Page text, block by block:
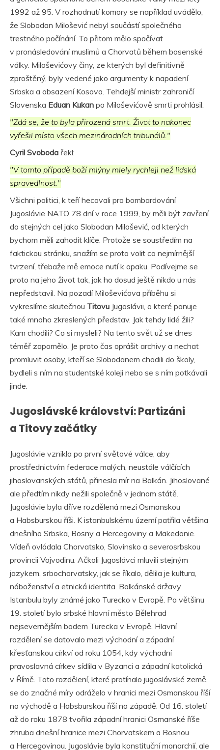
1992 až 95. V rozhodnutí komory se například uvádělo,
že Slobodan Milošević nebyl součástí společného
trestného počínání. To přitom mělo spočívat
v pronásledování muslimů a Chorvatů během bosenské
války. Miloševićovy činy, ze kterých byl definitivně
zproštěný, byly vedené jako argumenty k napadení
Srbska a obsazení Kosova. Tehdejší ministr zahraničí
Slovenska Eduan Kukan po Miloševićově smrti prohlásil:
"Zdá se, že to byla přirozená smrt. Život to nakonec
vyřešil místo všech mezinárodních tribunálů."
Cyril Svoboda řekl:
"V tomto případě boží mlýny mlely rychleji než lidská
spravedlnost."
Všichni politici, k teří hecovali pro bombardování
Jugoslávie NATO 78 dní v roce 1999, by měli být zavření
do stejných cel jako Slobodan Milošević, od kterých
bychom měli zahodit klíče. Protože se soustředím na
faktickou stránku, snažím se proto volit co nejmírnější
tvrzení, třebaže mě emoce nutí k opaku. Podívejme se
proto na jeho život tak, jak ho dosud ještě nikdo u nás
nepředstavil. Na pozadí Miloševićova příběhu si
vykreslíme skutečnou Titovu Jugoslávii, o které panuje
také mnoho zkreslených představ. Jak tehdy lidé žili?
Kam chodili? Co si mysleli? Na tento svět už se dnes
téměř zapomělo. Je proto čas oprášit archivy a nechat
promluvit osoby, kteří se Slobodanem chodili do školy,
bydleli s ním na studentské koleji nebo se s ním potkávali
jinde.
Jugoslávské království: Partizáni
a Titovy začátky
Jugoslávie vznikla po první světové válce, aby
prostřednictvím federace malých, neustále válčících
jihoslovanských států, přinesla mír na Balkán. Jihoslované
ale předtím nikdy nežili společně v jednom státě.
Jugoslávie byla dříve rozdělená mezi Osmanskou
a Habsburskou říši. K istanbulskému území patřila většina
dnešního Srbska, Bosny a Hercegoviny a Makedonie.
Vídeň ovládala Chorvatsko, Slovinsko a severosrbskou
provincii Vojvodinu. Ačkoli Jugoslávci mluvili stejným
jazykem, srbochorvatsky, jak se říkalo, dělila je kultura,
náboženství a etnická identita. Balkánské državy
Istanbulu byly známé jako Turecko v Evropě. Po většinu
19. století bylo srbské hlavní město Bělehrad
nejsevernějším bodem Turecka v Evropě. Hlavní
rozdělení se datovalo mezi východní a západní
křesťanskou církví od roku 1054, kdy východní
pravoslavná církev sídlila v Byzanci a západní katolická
v Římě. Toto rozdělení, které protínalo jugoslávské země,
se do značné míry odráželo v hranici mezi Osmanskou říší
na východě a Habsburskou říší na západě. Od 16. století
až do roku 1878 tvořila západní hranici Osmanské říše
zhruba dnešní hranice mezi Chorvatskem a Bosnou
a Hercegovinou. Jugoslávie byla konstituční monarchií, ale